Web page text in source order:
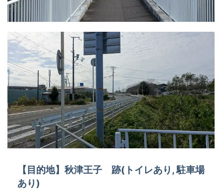
【目的地】秋津王子 跡(トイレあり, 駐車場
あり)